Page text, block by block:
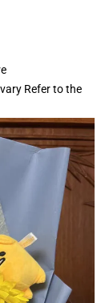
Refer to the